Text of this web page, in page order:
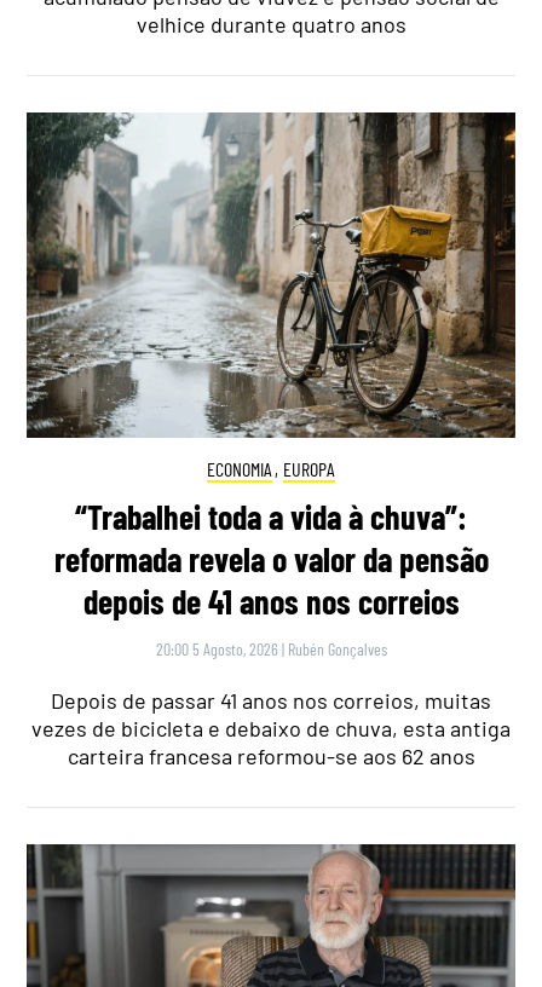
velhice durante quatro anos
ECONOMIA , EUROPA
“Trabalhei toda a vida à chuva”:
reformada revela o valor da pensão
depois de 41 anos nos correios
20:00 5 Agosto, 2026 | Rubén Gonçalves
Depois de passar 41 anos nos correios, muitas
vezes de bicicleta e debaixo de chuva, esta antiga
carteira francesa reformou-se aos 62 anos